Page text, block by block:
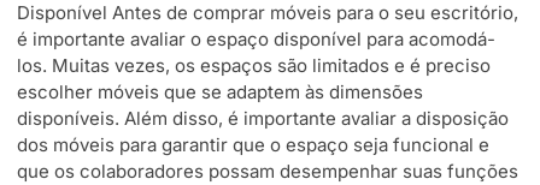
Disponível Antes de comprar móveis para o seu escritório,
é importante avaliar o espaço disponível para acomodá-
los. Muitas vezes, os espaços são limitados e é preciso
escolher móveis que se adaptem às dimensões
disponíveis. Além disso, é importante avaliar a disposição
dos móveis para garantir que o espaço seja funcional e
que os colaboradores possam desempenhar suas funções